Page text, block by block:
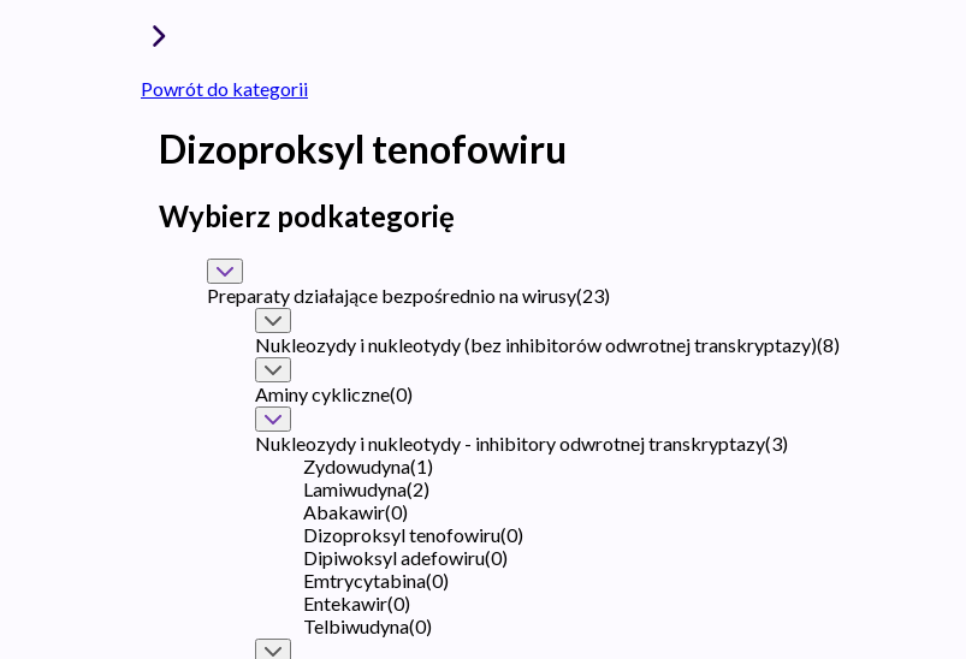
Powrót do kategorii
Dizoproksyl tenofowiru
Wybierz podkategorię
Preparaty działające bezpośrednio na wirusy(23)
Nukleozydy i nukleotydy (bez inhibitorów odwrotnej transkryptazy)(8)
Aminy cykliczne(0)
Nukleozydy i nukleotydy - inhibitory odwrotnej transkryptazy(3)
Zydowudyna(1)
Lamiwudyna(2)
Abakawir(0)
Dizoproksyl tenofowiru(0)
Dipiwoksyl adefowiru(0)
Emtrycytabina(0)
Entekawir(0)
Telbiwudyna(0)